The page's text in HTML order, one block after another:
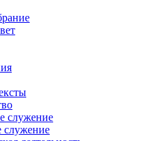
служение
служение